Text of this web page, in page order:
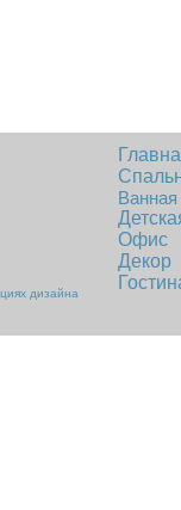
дизайна
Ванная
Офис
Декор